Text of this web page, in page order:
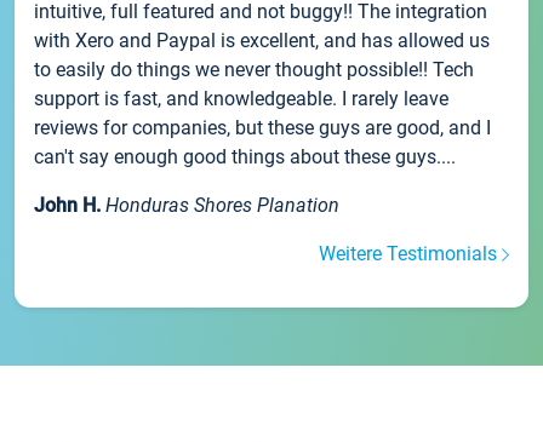
intuitive, full featured and not buggy!! The integration
with Xero and Paypal is excellent, and has allowed us
to easily do things we never thought possible!! Tech
support is fast, and knowledgeable. I rarely leave
reviews for companies, but these guys are good, and I
can't say enough good things about these guys....
John H. Honduras Shores Planation
Weitere Testimonials